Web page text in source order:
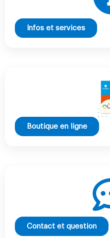
Infos et services
Boutique en ligne
Contact et question